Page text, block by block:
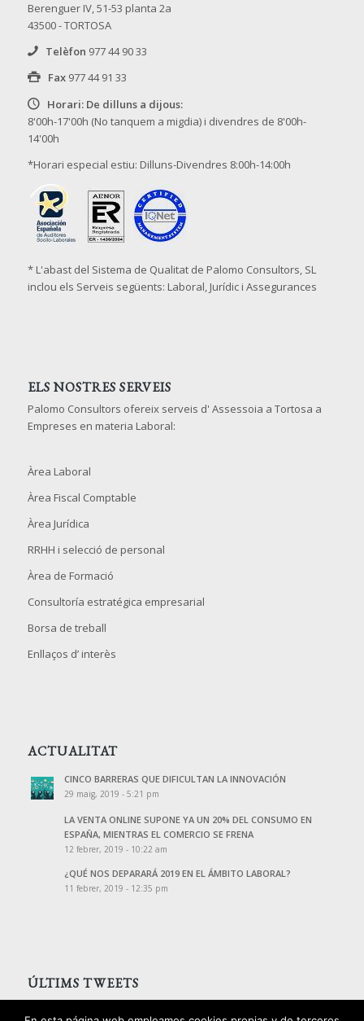
Berenguer IV, 51-53 planta 2a
43500 - TORTOSA
Telèfon 977 44 90 33
Fax 977 44 91 33
Horari: De dilluns a dijous:
8'00h-17'00h (No tanquem a migdia) i divendres de 8'00h-
14'00h
*Horari especial estiu: Dilluns-Divendres 8:00h-14:00h
* L'abast del Sistema de Qualitat de Palomo Consultors, SL
inclou els Serveis següents: Laboral, Jurídic i Assegurances
ELS NOSTRES SERVEIS
Palomo Consultors ofereix serveis d' Assessoia a Tortosa a
Empreses en materia Laboral:
Àrea Laboral
Àrea Fiscal Comptable
Àrea Jurídica
RRHH i selecció de personal
Àrea de Formació
Consultoría estratégica empresarial
Borsa de treball
Enllaços d’ interès
ACTUALITAT
CINCO BARRERAS QUE DIFICULTAN LA INNOVACIÓN
29 maig, 2019 - 5:21 pm
LA VENTA ONLINE SUPONE YA UN 20% DEL CONSUMO EN
ESPAÑA, MIENTRAS EL COMERCIO SE FRENA
12 febrer, 2019 - 10:22 am
¿QUÉ NOS DEPARARÁ 2019 EN EL ÁMBITO LABORAL?
11 febrer, 2019 - 12:35 pm
ÚLTIMS TWEETS
Tweets de @PalomoAssessors